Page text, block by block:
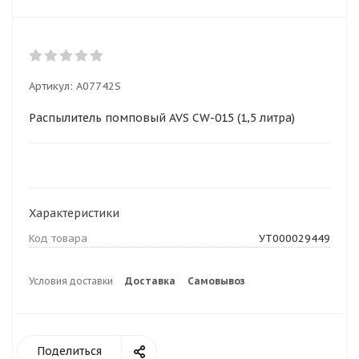
Артикул: A07742S
Распылитель помповый AVS CW-015 (1,5 литра)
Характеристики
Код товара УТ000029449
Условия доставки Доставка Самовывоз
Поделиться